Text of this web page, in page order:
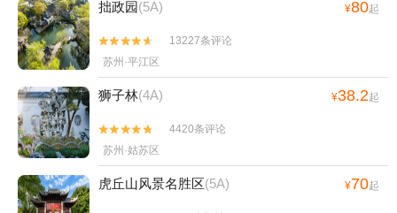
拙政园(5A) ¥80起


13227条评论
苏州·平江区
狮子林(4A) ¥38.2起


4420条评论
苏州·姑苏区
虎丘山风景名胜区(5A) ¥70起